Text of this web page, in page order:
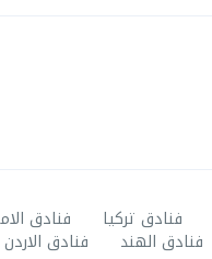
فنادق تركيا فنادق
فنادق الهند فنادق الاردن